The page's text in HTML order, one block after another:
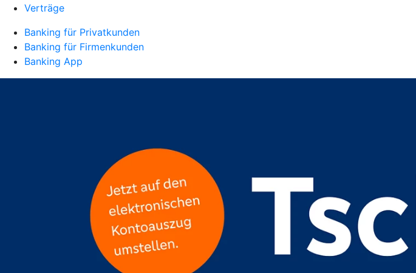
Verträge
Banking für Privatkunden
Banking für Firmenkunden
Banking App